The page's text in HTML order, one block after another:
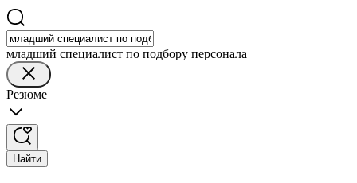
младший специалист по подбору персонала
Резюме
Найти